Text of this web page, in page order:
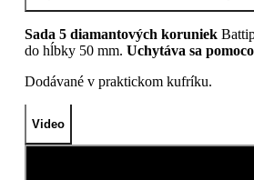
Sada 5 diamantových koruniek
do hĺbky 50 mm. Uchytáva sa
Dodávané v praktickom kufríku.
Video